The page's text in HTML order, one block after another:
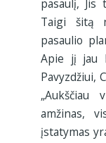
pasaulį,
Taigi šitą
pasaulio
Apie jį jau
Pavyzdžiui,
amžinas,
įstatymas